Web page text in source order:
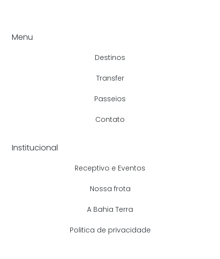
Institucional
Receptivo e Eventos
Nossa frota
A Bahia Terra
Politica de privacidade
Menu
Destinos
Transfer
Passeios
Contato